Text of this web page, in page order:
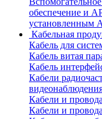
обеспечение и
установленным
Кабельная
Кабель для
Кабель витая
Кабель
Кабели
Кабели и
Кабели и